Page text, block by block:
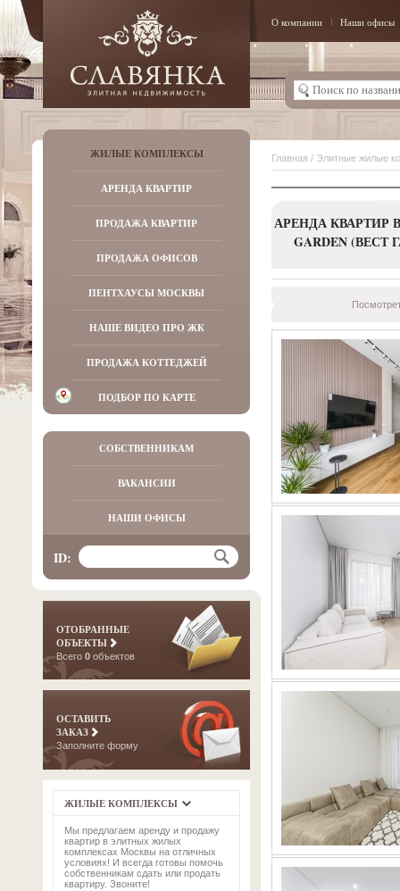
О компании Наши офисы
ЖИЛЫЕ КОМПЛЕКСЫ
АРЕНДА КВАРТИР
ПРОДАЖА КВАРТИР
ПРОДАЖА ОФИСОВ
ПЕНТХАУСЫ МОСКВЫ
НАШЕ ВИДЕО ПРО ЖК
ПРОДАЖА КОТТЕДЖЕЙ
ПОДБОР ПО КАРТЕ
СОБСТВЕННИКАМ
ВАКАНСИИ
НАШИ ОФИСЫ
ID:
ОТОБРАННЫЕ
ОБЪЕКТЫ
Всего 0 объектов
ОСТАВИТЬ
ЗАКАЗ
Заполните форму
ЖИЛЫЕ КОМПЛЕКСЫ
Мы предлагаем аренду и продажу
квартир в элитных жилых
комплексах Москвы на отличных
условиях! И всегда готовы помочь
собственникам сдать или продать
квартиру. Звоните!
Главная / Элитные жилые
АРЕНДА КВАРТИР
GARDEN (ВЕСТ